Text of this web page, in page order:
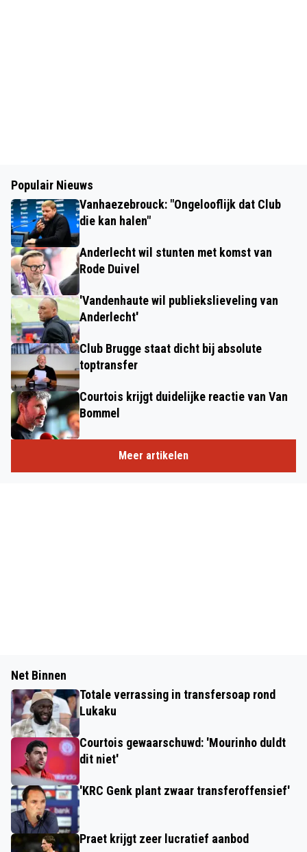
Populair Nieuws
Vanhaezebrouck: "Ongelooflijk dat Club
die kan halen"
Anderlecht wil stunten met komst van
Rode Duivel
'Vandenhaute wil publiekslieveling van
Anderlecht'
Club Brugge staat dicht bij absolute
toptransfer
Courtois krijgt duidelijke reactie van Van
Bommel
Meer artikelen
Net Binnen
Totale verrassing in transfersoap rond
Lukaku
Courtois gewaarschuwd: 'Mourinho duldt
dit niet'
'KRC Genk plant zwaar transferoffensief'
Praet krijgt zeer lucratief aanbod